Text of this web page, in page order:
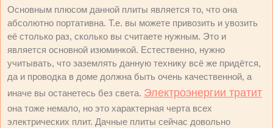
Основным плюсом данной плиты является то, что она
абсолютно портативна. Т.е. вы можете привозить и увозить
её столько раз, сколько вы считаете нужным. Это и
является основной изюминкой. Естественно, нужно
учитывать, что заземлять данную технику всё же придётся,
да и проводка в доме должна быть очень качественной, а
иначе вы останетесь без света. Электроэнергии тратит
она тоже немало, но это характерная черта всех
электрических плит. Дачные плиты сейчас довольно